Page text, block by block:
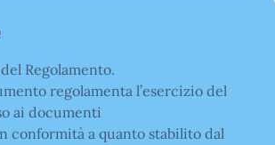
Regolamento.
regolamenta l’esercizio del
ai documenti
conformità a quanto stabilito dal